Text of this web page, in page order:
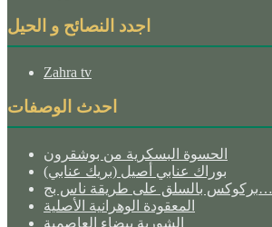
اجدد النصائح و الحيل
Zahra tv
احدث الوصفات
الحسوة البسكرية من بوشقرون
بوراك عنابي أصيل (بريك عنابي)
بركوكس بالسلق على طريقة ناس بج…
المعقودة الوهرانية الأصلية
الشوربة بيضاء العاصمية